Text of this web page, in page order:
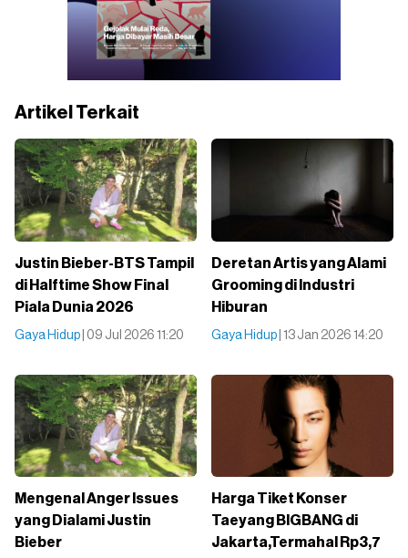
Artikel Terkait
Justin Bieber-BTS Tampil
di Halftime Show Final
Piala Dunia 2026
Gaya Hidup | 09 Jul 2026 11:20
Deretan Artis yang Alami
Grooming di Industri
Hiburan
Gaya Hidup | 13 Jan 2026 14:20
Mengenal Anger Issues
yang Dialami Justin
Bieber
Harga Tiket Konser
Taeyang BIGBANG di
Jakarta,Termahal Rp3,7